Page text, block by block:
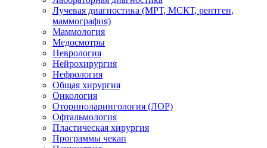
Лучевая диагностика (МРТ, МСКТ, рентген,
маммография)
Маммология
Медосмотры
Неврология
Нейрохирургия
Нефрология
Общая хирургия
Онкология
Оториноларингология (ЛОР)
Офтальмология
Пластическая хирургия
Программы чекап